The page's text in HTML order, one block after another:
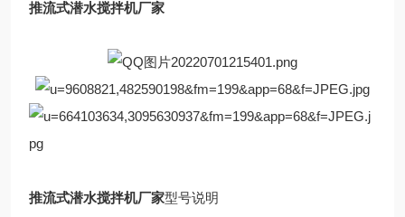
推流式潜水搅拌机厂家
推流式潜水搅拌机厂家型号说明